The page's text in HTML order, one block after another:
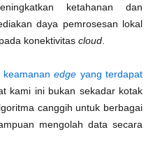
ketahanan dan
daya pemrosesan lokal
konektivitas cloud
keamananedge yang terdapat
kami ini bukan sekadar kotak
canggih untuk berbagai
mengolah data secara